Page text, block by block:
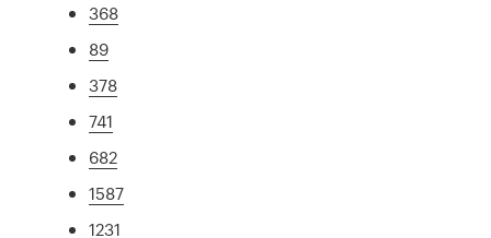
368
89
378
741
682
1587
1231